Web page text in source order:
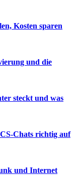
Kosten sparen
und die
steckt und was
Chats richtig auf
und Internet